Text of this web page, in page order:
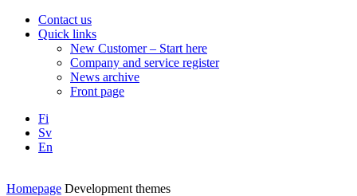
Contact us
Quick links
New Customer – Start here
Company and service register
News archive
Front page
Fi
Sv
En
Homepage Development themes